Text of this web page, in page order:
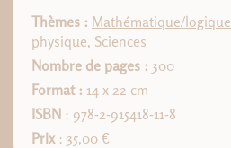
Thèmes : Mathématique/logique
physique, Sciences
Nombre de pages : 300
Format : 14 x 22 cm
ISBN : 978-2-915418-11-8
Prix : 35,00 €